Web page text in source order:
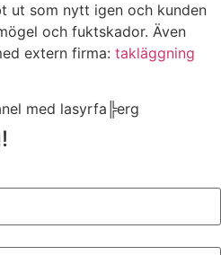
ut som nytt igen och kunden
och fuktskador. Även
extern firma: takläggning